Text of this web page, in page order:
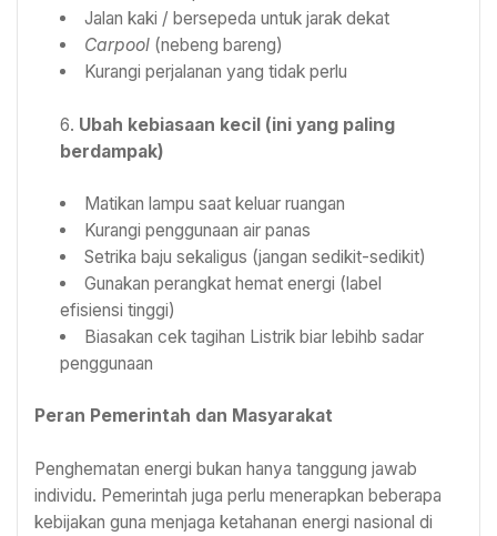
Jalan kaki / bersepeda untuk jarak dekat
Carpool(nebeng bareng)
Kurangi perjalanan yang tidak perlu
Ubah kebiasaan kecil (ini yang paling
berdampak)
Matikan lampu saat keluar ruangan
Kurangi penggunaan air panas
Setrika baju sekaligus (jangan sedikit-sedikit)
Gunakan perangkat hemat energi (label
efisiensi tinggi)
Biasakan cek tagihan Listrik biar lebihb sadar
penggunaan
Peran Pemerintah dan Masyarakat
Penghematan energi bukan hanya tanggung jawab
individu. Pemerintah juga perlu menerapkan beberapa
kebijakan guna menjaga ketahanan energi nasional di